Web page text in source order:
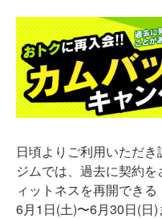
日頃よりご利用いただ
ジムでは、過去に契約
ィットネスを再開でき
6月1日(土)〜6月30日(日)